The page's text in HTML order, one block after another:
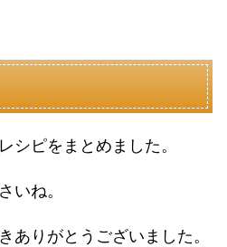
シピをまとめました。
いね。
ありがとうございました。